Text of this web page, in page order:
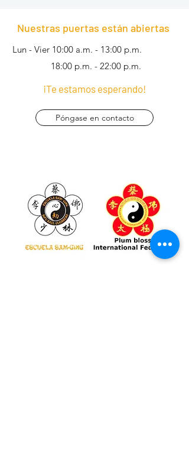
Nuestras puertas están abiertas
Lun - Vier 10:00 a.m. - 13:00 p.m.
18:00 p.m. - 22:00 p.m.
¡Te estamos esperando!
Póngase en contacto